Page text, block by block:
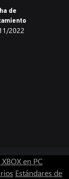
de
2022
en PC
Estándares de